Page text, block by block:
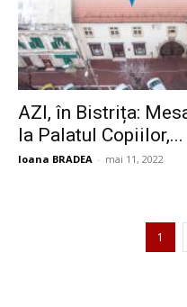
AZI, în Bistrița:
la Palatul Copiilor,...
Ioana BRADEA - mai 11, 2022
1